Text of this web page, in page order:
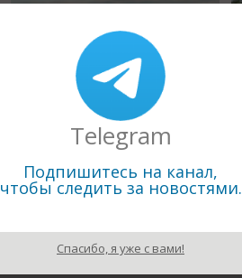
12.08.2010
Новая экономическая зона в
Telegram
Подпишитесь на канал,
чтобы следить за новостями.
Спасибо, я уже с вами!